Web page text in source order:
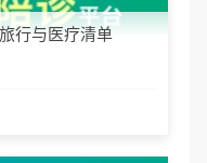
行与医疗清单